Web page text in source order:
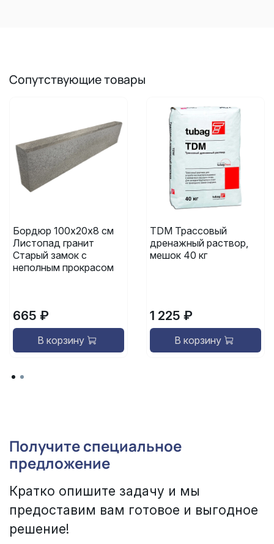
Сопутствующие товары
Бордюр 100х20х8 см
Листопад гранит
Старый замок с
неполным прокрасом
665 ₽
В корзину
TDM Трассовый
дренажный раствор,
мешок 40 кг
1 225 ₽
В корзину
Получите специальное
предложение
Кратко опишите задачу и мы
предоставим вам готовое и выгодное
решение!